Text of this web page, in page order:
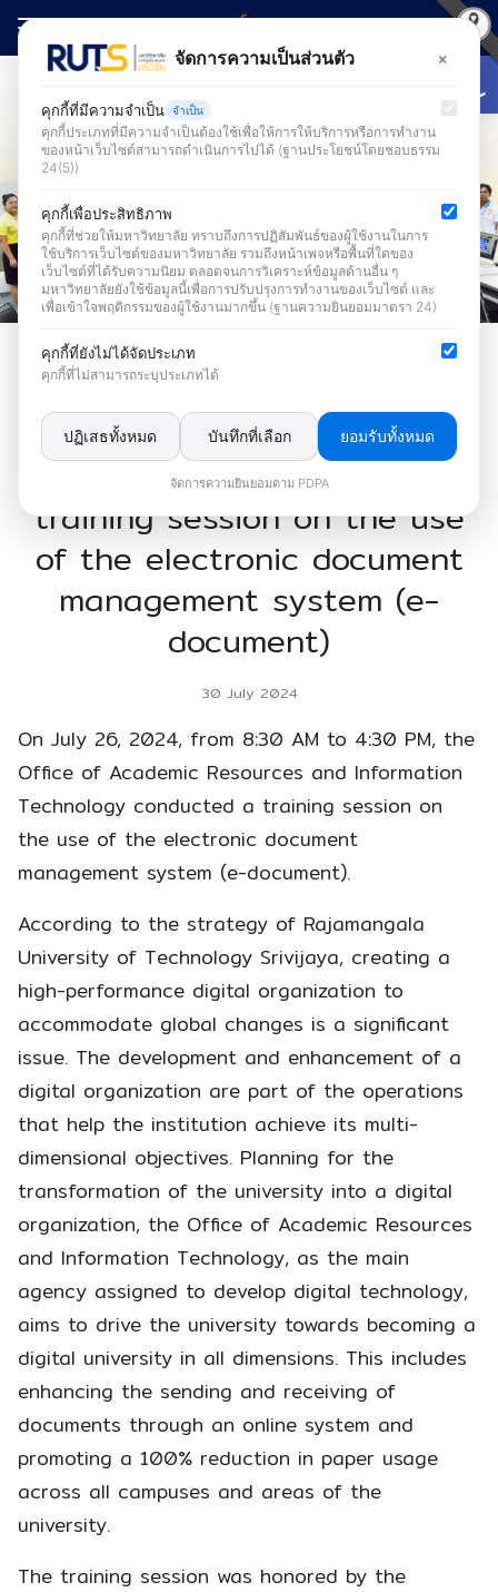
Skip
content
Search
activity
The Office of Academic
Resources and Information
Technology organized a
training session on the use
of the electronic document
management system (e-
document)
30 July 2024
On July 26, 2024, from 8:30 AM to 4:30 PM, the
Office of Academic Resources and Information
Technology conducted a training session on
the use of the electronic document
management system (e-document).
According to the strategy of Rajamangala
University of Technology Srivijaya, creating a
high-performance digital organization to
accommodate global changes is a significant
issue. The development and enhancement of a
digital organization are part of the operations
that help the institution achieve its multi-
dimensional objectives. Planning for the
transformation of the university into a digital
organization, the Office of Academic Resources
and Information Technology, as the main
agency assigned to develop digital technology,
aims to drive the university towards becoming a
digital university in all dimensions. This includes
enhancing the sending and receiving of
documents through an online system and
promoting a 100% reduction in paper usage
across all campuses and areas of the
university.
The training session was honored by the
จัดการความเป็นส่วนตัว ×
คุกกี้ที่มีความจำเป็น จำเป็น
คุกกี้ประเภทที่มีความจำเป็นต้องใช้เพื่อให้การให้บริการหรือการทำงาน
ของหน้าเว็บไซต์สามารถดำเนินการไปได้ (ฐานประโยชน์โดยชอบธรรม
24(5))
คุกกี้เพื่อประสิทธิภาพ
คุกกี้ที่ช่วยให้มหาวิทยาลัย ทราบถึงการปฏิสัมพันธ์ของผู้ใช้งานในการ
ใช้บริการเว็บไซต์ของมหาวิทยาลัย รวมถึงหน้าเพจหรือพื้นที่ใดของ
เว็บไซต์ที่ได้รับความนิยม ตลอดจนการวิเคราะห์ข้อมูลด้านอื่น ๆ
มหาวิทยาลัยยังใช้ข้อมูลนี้เพื่อการปรับปรุงการทำงานของเว็บไซต์ และ
เพื่อเข้าใจพฤติกรรมของผู้ใช้งานมากขึ้น (ฐานความยินยอมมาตรา 24)
คุกกี้ที่ยังไม่ได้จัดประเภท
คุกกี้ที่ไม่สามารถระบุประเภทได้
ปฏิเสธทั้งหมด บันทึกที่เลือก ยอมรับทั้งหมด
จัดการความยินยอมตาม PDPA